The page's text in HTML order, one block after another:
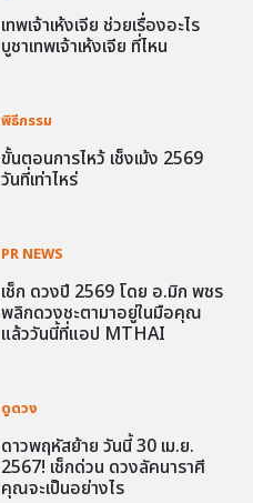
เทพเจ้าเห้งเจีย ช่วยเรื่องอะไร
บูชาเทพเจ้าเห้งเจีย ที่ไหน
พิธีกรรม
ขั้นตอนการไหว้ เช็งเม้ง 2569
วันที่เท่าไหร่
PR NEWS
เช็ก ดวงปี 2569 โดย อ.มิก พชร
พลิกดวงชะตามาอยู่ในมือคุณ
แล้ววันนี้ที่แอป MTHAI
ดูดวง
ดาวพฤหัสย้าย วันนี้ 30 เม.ย.
2567! เช็กด่วน ดวงลัคนาราศี
คุณจะเป็นอย่างไร